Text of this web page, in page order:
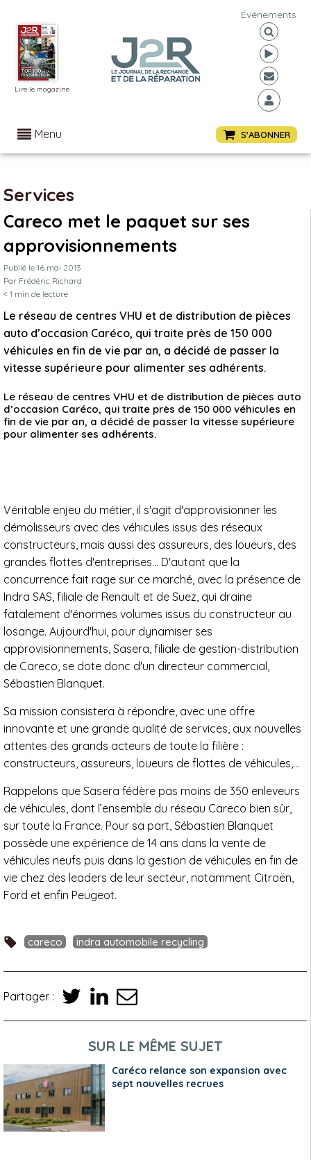
Lire le magazine
Événements
Menu S'ABONNER
Services
Careco met le paquet sur ses
approvisionnements
Publié le 16 mai 2013
Par Frédéric Richard
< 1 min de lecture
Le réseau de centres VHU et de distribution de pièces
auto d’occasion Caréco, qui traite près de 150 000
véhicules en fin de vie par an, a décidé de passer la
vitesse supérieure pour alimenter ses adhérents.
Le réseau de centres VHU et de distribution de pièces auto
d’occasion Caréco, qui traite près de 150 000 véhicules en
fin de vie par an, a décidé de passer la vitesse supérieure
pour alimenter ses adhérents.
Véritable enjeu du métier, il s'agit d'approvisionner les
démolisseurs avec des véhicules issus des réseaux
constructeurs, mais aussi des assureurs, des loueurs, des
grandes flottes d'entreprises… D'autant que la
concurrence fait rage sur ce marché, avec la présence de
Indra SAS, filiale de Renault et de Suez, qui draine
fatalement d'énormes volumes issus du constructeur au
losange. Aujourd'hui, pour dynamiser ses
approvisionnements, Sasera, filiale de gestion-distribution
de Careco, se dote donc d'un directeur commercial,
Sébastien Blanquet.
Sa mission consistera à répondre, avec une offre
innovante et une grande qualité de services, aux nouvelles
attentes des grands acteurs de toute la filière :
constructeurs, assureurs, loueurs de flottes de véhicules,…
Rappelons que Sasera fédère pas moins de 350 enleveurs
de véhicules, dont l’ensemble du réseau Careco bien sûr,
sur toute la France. Pour sa part, Sébastien Blanquet
possède une expérience de 14 ans dans la vente de
véhicules neufs puis dans la gestion de véhicules en fin de
vie chez des leaders de leur secteur, notamment Citroën,
Ford et enfin Peugeot.
careco indra automobile recycling
Partager :
SUR LE MÊME SUJET
Caréco relance son expansion avec
sept nouvelles recrues